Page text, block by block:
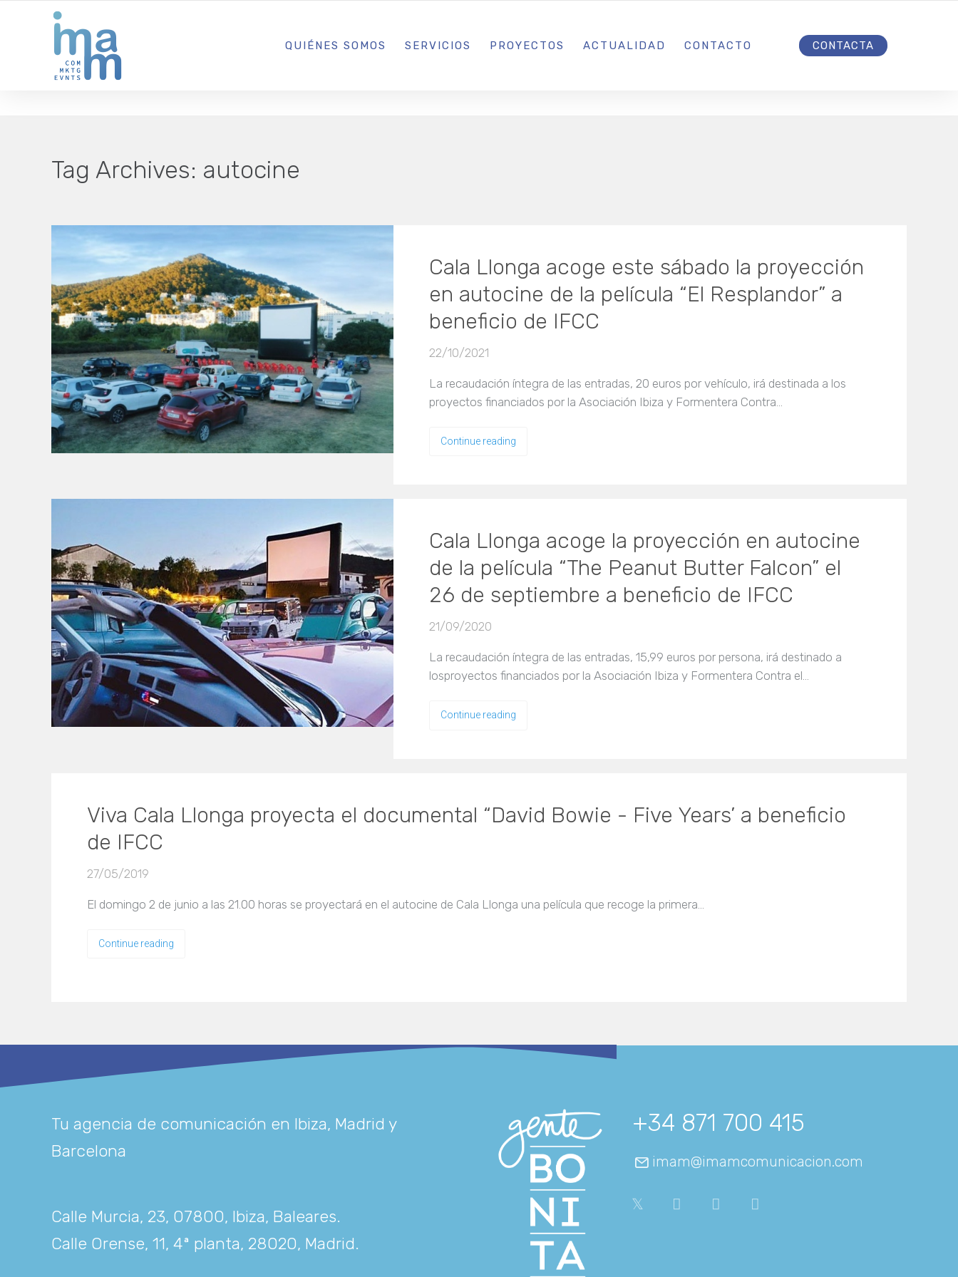
AGENCIA CREATIVA DE COMUNICACIÓN Y ESTRATEGIA DIGITAL IBIZA · MADRID · BARCELONA
QUIÉNES SOMOS SERVICIOS PROYECTOS ACTUALIDAD CONTACTO CONTACTA
Tag Archives: autocine
Cala Llonga acoge este sábado la proyección
en autocine de la película “El Resplandor” a
beneficio de IFCC
22/10/2021
La recaudación íntegra de las entradas, 20 euros por vehículo, irá destinada a los
proyectos financiados por la Asociación Ibiza y Formentera Contra…
Continue reading
Cala Llonga acoge la proyección en autocine
de la película “The Peanut Butter Falcon” el
26 de septiembre a beneficio de IFCC
21/09/2020
La recaudación íntegra de las entradas, 15,99 euros por persona, irá destinado a
losproyectos financiados por la Asociación Ibiza y Formentera Contra el…
Continue reading
Viva Cala Llonga proyecta el documental “David Bowie - Five Years’ a beneficio
de IFCC
27/05/2019
El domingo 2 de junio a las 21.00 horas se proyectará en el autocine de Cala Llonga una película que recoge la primera…
Continue reading
Tu agencia de comunicación en Ibiza, Madrid y
Barcelona
Calle Murcia, 23, 07800, Ibiza, Baleares.
Calle Orense, 11, 4ª planta, 28020, Madrid.
+34 871 700 415
imam@imamcomunicacion.com